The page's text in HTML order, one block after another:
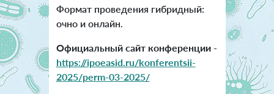
Формат проведения гибридный:
очно и онлайн.
Официальный сайт конференции -
https://ipoeasid.ru/konferentsii-
2025/perm-03-2025/